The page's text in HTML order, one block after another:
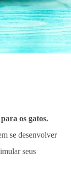
os gatos.
se desenvolver
seus